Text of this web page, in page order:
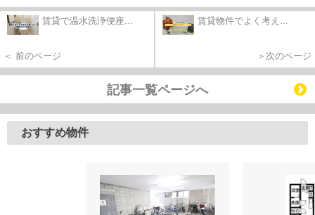
賃貸で温水洗浄便座...
＜ 前のページ
賃貸物件でよく考え...
＞次のページ
記事一覧ページへ
おすすめ物件